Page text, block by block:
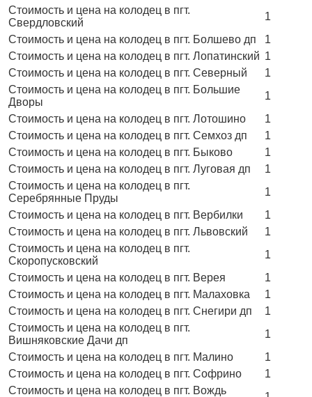
Стоимость и цена на колодец в пгт.
Свердловский
1
Стоимость и цена на колодец в пгт. Болшево дп
1
Стоимость и цена на колодец в пгт. Лопатинский 1
Стоимость и цена на колодец в пгт. Северный
1
Стоимость и цена на колодец в пгт. Большие
Дворы
1
Стоимость и цена на колодец в пгт. Лотошино
1
Стоимость и цена на колодец в пгт. Семхоз дп
1
Стоимость и цена на колодец в пгт. Быково
1
Стоимость и цена на колодец в пгт. Луговая дп
1
Стоимость и цена на колодец в пгт.
Серебрянные Пруды
1
Стоимость и цена на колодец в пгт. Вербилки
1
Стоимость и цена на колодец в пгт. Львовский
1
Стоимость и цена на колодец в пгт.
Скоропусковский
1
Стоимость и цена на колодец в пгт. Верея
1
Стоимость и цена на колодец в пгт. Малаховка
1
Стоимость и цена на колодец в пгт. Снегири дп
1
Стоимость и цена на колодец в пгт.
Вишняковские Дачи дп
1
Стоимость и цена на колодец в пгт. Малино
1
Стоимость и цена на колодец в пгт. Софрино
1
Стоимость и цена на колодец в пгт. Вождь